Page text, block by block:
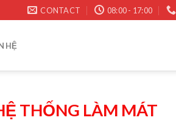
CONTACT 08:00 - 17:00
HỆ
THỐNG LÀM MÁT